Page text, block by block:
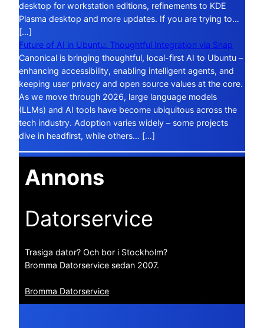
desktop for workstation editions, refinements to KDE
Plasma desktop and more updates. If you are trying to…
[…]
Future of AI in Ubuntu: Thoughtful Integration via Snap
Canonical is bringing thoughtful, local-first AI to Ubuntu –
enhancing accessibility, enabling intelligent agents, and
keeping user privacy and open source values at the core.
As we move through 2026, large language models
(LLMs) and AI tools have become ubiquitous across the
tech industry. Adoption varies widely – some projects
dive in headfirst, while others… […]
Annons
Datorservice
Trasiga dator? Och bor i Stockholm?
Bromma Datorservice sedan 2007.
Bromma Datorservice